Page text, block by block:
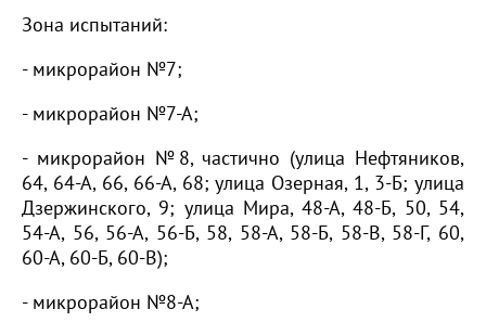
Зона испытаний:
- микрорайон №7;
- микрорайон №7-А;
- микрорайон №8, частично (улица Нефтяников,
64, 64-А, 66, 66-А, 68; улица Озерная, 1, 3-Б; улица
Дзержинского, 9; улица Мира, 48-А, 48-Б, 50, 54,
54-А, 56, 56-А, 56-Б, 58, 58-А, 58-Б, 58-В, 58-Г, 60,
60-А, 60-Б, 60-В);
- микрорайон №8-А;